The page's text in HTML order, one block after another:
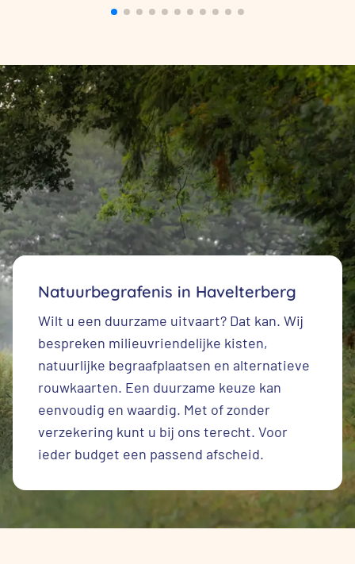
Natuurbegrafenis in Havelterberg
Wilt u een duurzame uitvaart? Dat kan. Wij
bespreken milieuvriendelijke kisten,
natuurlijke begraafplaatsen en alternatieve
rouwkaarten. Een duurzame keuze kan
eenvoudig en waardig. Met of zonder
verzekering kunt u bij ons terecht. Voor
ieder budget een passend afscheid.